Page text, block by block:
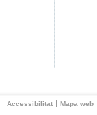
Accessibilitat Mapa web